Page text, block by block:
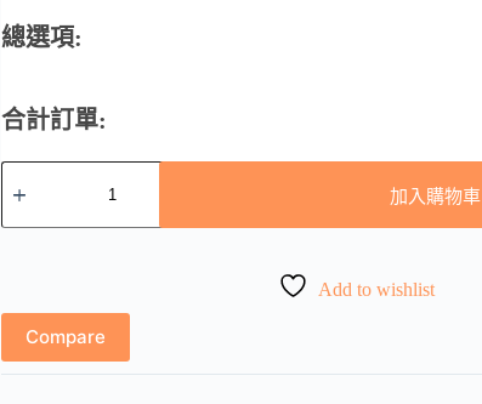
總選項:
合計訂單:
Will
You
Me
套
加入購物車
Add to wishlist
Compare